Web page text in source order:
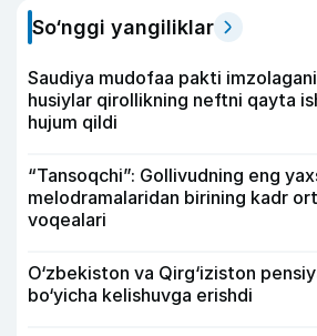
So‘nggi yangiliklar
Saudiya mudofaa pakti
husiylar qirollikning neftni qayta
hujum qildi
“Tansoqchi”: Gollivudning eng
melodramalaridan birining kadr
voqealari
O‘zbekiston va Qirg‘iziston
bo‘yicha kelishuvga erishdi